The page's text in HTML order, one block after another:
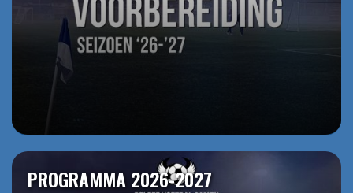
PROGRAMMA 2026-2027